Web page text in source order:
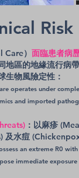
） 面臨患者病
地區的地緣流行病
生物風險定性：
operates under
and imported
：以麻疹
及水痘
an extreme R0
immediate